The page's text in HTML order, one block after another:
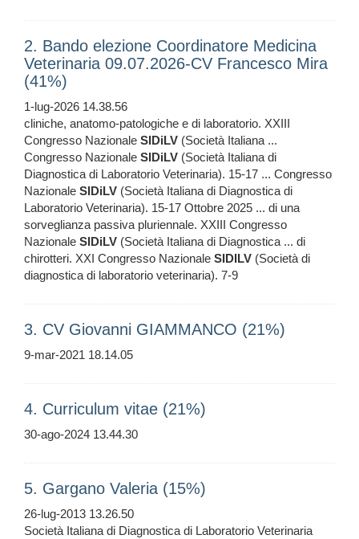
2. Bando elezione Coordinatore Medicina
Veterinaria 09.07.2026-CV Francesco Mira
(41%)
1-lug-2026 14.38.56
cliniche, anatomo-patologiche e di laboratorio. XXIII
Congresso Nazionale SIDiLV (Società Italiana ...
Congresso Nazionale SIDiLV (Società Italiana di
Diagnostica di Laboratorio Veterinaria). 15-17 ... Congresso
Nazionale SIDiLV (Società Italiana di Diagnostica di
Laboratorio Veterinaria). 15-17 Ottobre 2025 ... di una
sorveglianza passiva pluriennale. XXIII Congresso
Nazionale SIDiLV (Società Italiana di Diagnostica ... di
chirotteri. XXI Congresso Nazionale SIDILV (Società di
diagnostica di laboratorio veterinaria). 7-9
3. CV Giovanni GIAMMANCO (21%)
9-mar-2021 18.14.05
4. Curriculum vitae (21%)
30-ago-2024 13.44.30
5. Gargano Valeria (15%)
26-lug-2013 13.26.50
Società Italiana di Diagnostica di Laboratorio Veterinaria